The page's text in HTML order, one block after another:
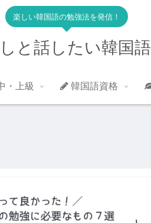
楽しい韓国語の勉強法を発信！
と話したい韓国語
・上級 韓国語資格